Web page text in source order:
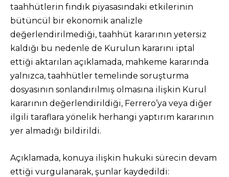
taahhütlerin fındık piyasasındaki etkilerinin
bütüncül bir ekonomik analizle
değerlendirilmediği, taahhüt kararının yetersiz
kaldığı bu nedenle de Kurulun kararını iptal
ettiği aktarılan açıklamada, mahkeme kararında
yalnızca, taahhütler temelinde soruşturma
dosyasının sonlandırılmış olmasına ilişkin Kurul
kararının değerlendirildiği, Ferrero’ya veya diğer
ilgili taraflara yönelik herhangi yaptırım kararının
yer almadığı bildirildi.
Açıklamada, konuya ilişkin hukuki sürecin devam
ettiği vurgulanarak, şunlar kaydedildi: